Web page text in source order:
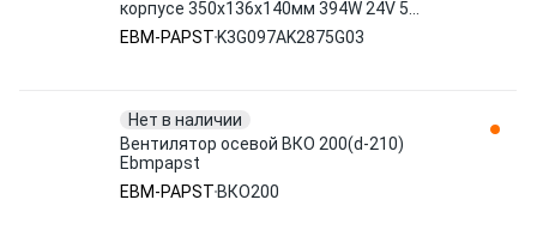
корпусе 350x136x140мм 394W 24V 5
контак 810201246/K K3G097AK2875G03
EBM-PAPST
EBM-PAPST K3G097AK2875G03
Нет в наличии
Вентилятор осевой ВКО 200(d-210)
Ebmpapst
EBM-PAPST ВКО200